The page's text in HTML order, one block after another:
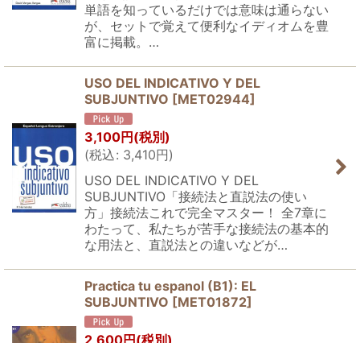
単語を知っているだけでは意味は通らない
が、セットで覚えて便利なイディオムを豊
富に掲載。…
USO DEL INDICATIVO Y DEL
SUBJUNTIVO [MET02944]
3,100円(税別)
(税込: 3,410円)
USO DEL INDICATIVO Y DEL
SUBJUNTIVO「接続法と直説法の使い
方」接続法これで完全マスター！ 全7章に
わたって、私たちが苦手な接続法の基本的
な用法と、直説法との違いなどが…
Practica tu espanol (B1): EL
SUBJUNTIVO [MET01872]
2,600円(税別)